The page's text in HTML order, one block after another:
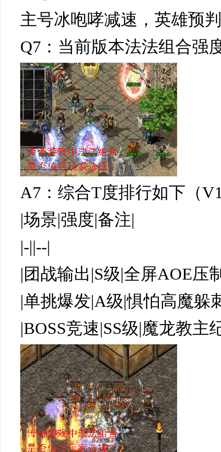
主号冰咆哮减速，英雄预
Q7：当前版本法法组合强
A7：综合T度排行如下（
|场景|强度|备注|
|-||--|
|团战输出|S级|全屏AOE压
|单挑爆发|A级|惧怕高魔躲
|BOSS竞速|SS级|魔龙教主